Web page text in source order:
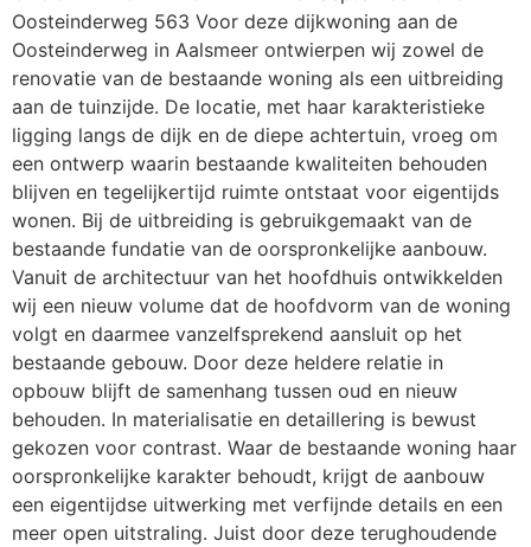
Oosteinderweg 563 Voor deze dijkwoning aan de
Oosteinderweg in Aalsmeer ontwierpen wij zowel de
renovatie van de bestaande woning als een uitbreiding
aan de tuinzijde. De locatie, met haar karakteristieke
ligging langs de dijk en de diepe achtertuin, vroeg om
een ontwerp waarin bestaande kwaliteiten behouden
blijven en tegelijkertijd ruimte ontstaat voor eigentijds
wonen. Bij de uitbreiding is gebruikgemaakt van de
bestaande fundatie van de oorspronkelijke aanbouw.
Vanuit de architectuur van het hoofdhuis ontwikkelden
wij een nieuw volume dat de hoofdvorm van de woning
volgt en daarmee vanzelfsprekend aansluit op het
bestaande gebouw. Door deze heldere relatie in
opbouw blijft de samenhang tussen oud en nieuw
behouden. In materialisatie en detaillering is bewust
gekozen voor contrast. Waar de bestaande woning haar
oorspronkelijke karakter behoudt, krijgt de aanbouw
een eigentijdse uitwerking met verfijnde details en een
meer open uitstraling. Juist door deze terughoudende